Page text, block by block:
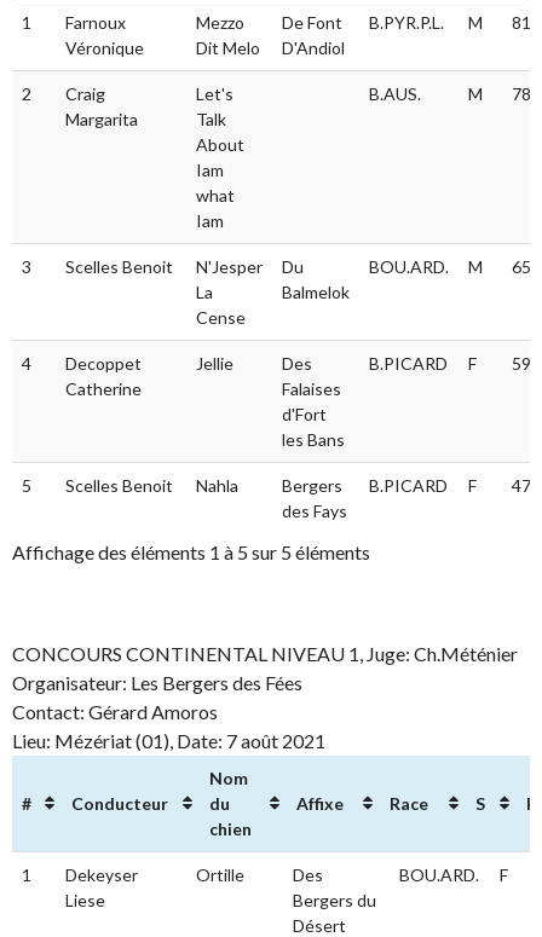
# Conducteur
Nom
du
Affixe Race S
1
Farnoux
Véronique
Mezzo
Dit Melo
De Font
D'Andiol
B.PYR.P.L. M
2
Craig
Margarita
Let's
Talk
About
Iam
what
Iam
B.AUS. M
3 Scelles Benoit
N'Jesper
La
Cense
Du
Balmelok
BOU.ARD. M
4
Decoppet
Catherine
Jellie
Des
Falaises
d'Fort
les Bans
B.PICARD F
5 Scelles Benoit Nahla
Bergers
des Fays
B.PICARD F
Affichage des éléments 1 à 5 sur 5 éléments
CONCOURS CONTINENTAL NIVEAU 1, Juge: Ch.Méténier
Organisateur: Les Bergers des Fées
Contact: Gérard Amoros
Lieu: Mézériat (01), Date: 7 août 2021
# Conducteur
Nom
du
chien
Affixe Race S
# Conducteur
Nom du
Affixe Race S
1
Dekeyser
Liese
Ortille
Des
Bergers du
Désert
BOU.ARD. F